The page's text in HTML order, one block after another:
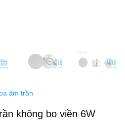
âm trần
không bo viền 6W